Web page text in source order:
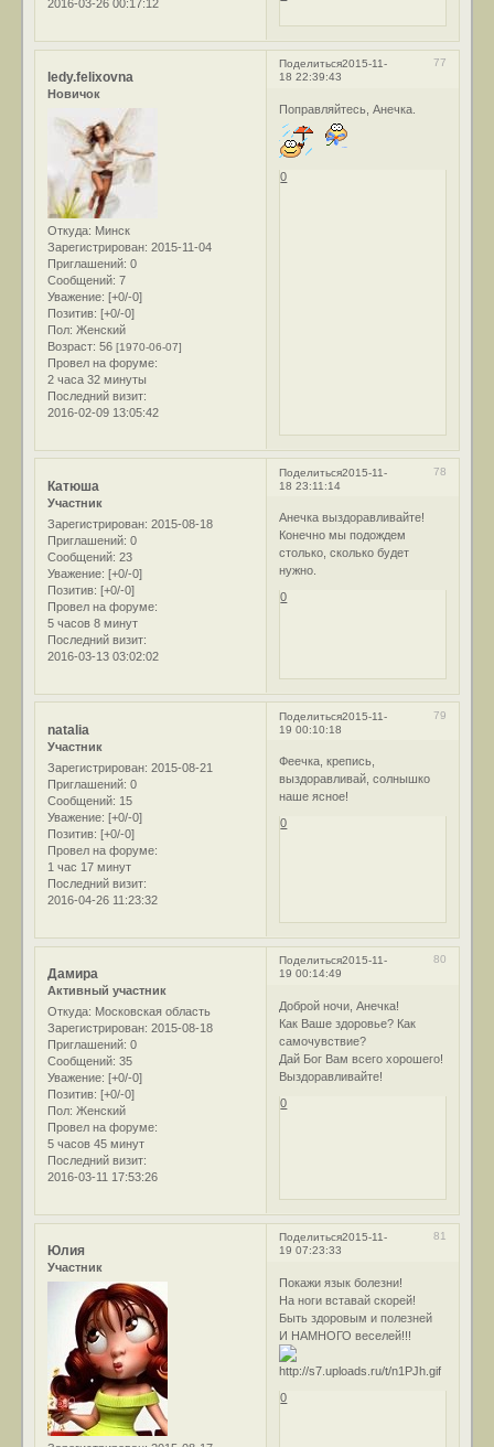
2016-03-26 00:17:12
Поделиться 77
2015-11-
18 22:39:43
ledy.felixovna
Новичок
Откуда: Минск
Зарегистрирован: 2015-11-04
Приглашений: 0
Сообщений: 7
Уважение: [+0/-0]
Позитив: [+0/-0]
Пол: Женский
Возраст: 56[1970-06-07]
Провел на форуме:
2 часа 32 минуты
Последний визит:
2016-02-09 13:05:42
Поправляйтесь, Анечка.
0
Поделиться 78
2015-11-
18 23:11:14
Катюша
Участник
Зарегистрирован: 2015-08-18
Приглашений: 0
Сообщений: 23
Уважение: [+0/-0]
Позитив: [+0/-0]
Провел на форуме:
5 часов 8 минут
Последний визит:
2016-03-13 03:02:02
Анечка выздоравливайте!
Конечно мы подождем
столько, сколько будет
нужно.
0
Поделиться 79
2015-11-
19 00:10:18
natalia
Участник
Зарегистрирован: 2015-08-21
Приглашений: 0
Сообщений: 15
Уважение: [+0/-0]
Позитив: [+0/-0]
Провел на форуме:
1 час 17 минут
Последний визит:
2016-04-26 11:23:32
Феечка, крепись,
выздоравливай, солнышко
наше ясное!
0
Поделиться 80
2015-11-
19 00:14:49
Дамира
Активный участник
Откуда: Московская область
Зарегистрирован: 2015-08-18
Приглашений: 0
Сообщений: 35
Уважение: [+0/-0]
Позитив: [+0/-0]
Пол: Женский
Провел на форуме:
5 часов 45 минут
Последний визит:
2016-03-11 17:53:26
Доброй ночи, Анечка!
Как Ваше здоровье? Как
самочувствие?
Дай Бог Вам всего хорошего!
Выздоравливайте!
0
Поделиться 81
2015-11-
19 07:23:33
Юлия
Участник
Покажи язык болезни!
На ноги вставай скорей!
Быть здоровым и полезней
И НАМНОГО веселей!!!
0